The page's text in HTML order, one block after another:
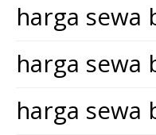
harga sewa
harga sewa
harga sewa